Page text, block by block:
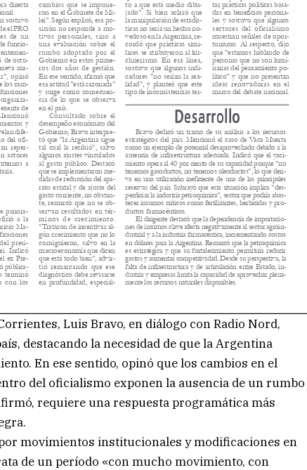
Luis Bravo, en diálogo con Radio Nord,
destacando la necesidad de que la Argentina
En ese sentido, opinó que los cambios en el
del oficialismo exponen la ausencia de un rumbo
requiere una respuesta programática más
movimientos institucionales y modificaciones en
de un período «con mucho movimiento, con